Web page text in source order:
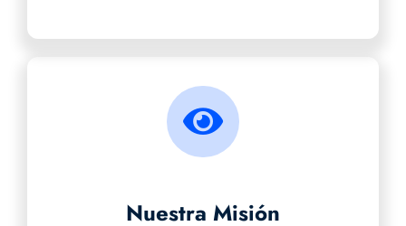
Nuestra Misión